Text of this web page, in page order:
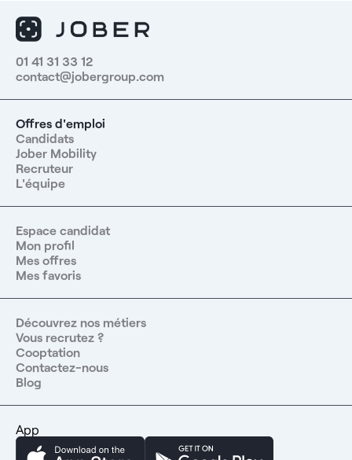
01 41 31 33 12
contact@jobergroup.com
Offres d'emploi
Candidats
Jober Mobility
Recruteur
L'équipe
Espace candidat
Mon profil
Mes offres
Mes favoris
Découvrez nos métiers
Vous recrutez ?
Cooptation
Contactez-nous
Blog
App